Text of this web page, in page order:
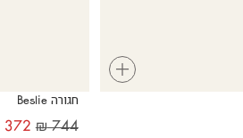
+
חגורה Beslie
₪744
372